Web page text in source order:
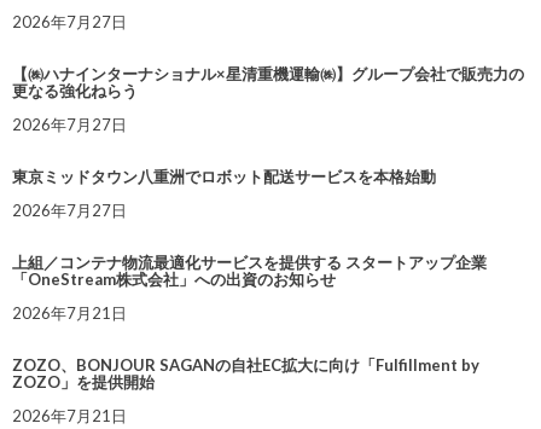
2026年7月27日
【㈱ハナインターナショナル×星清重機運輸㈱】グループ会社で販売力の
更なる強化ねらう
2026年7月27日
東京ミッドタウン八重洲でロボット配送サービスを本格始動
2026年7月27日
上組／コンテナ物流最適化サービスを提供する スタートアップ企業
「OneStream株式会社」への出資のお知らせ
2026年7月21日
ZOZO、BONJOUR SAGANの自社EC拡大に向け「Fulfillment by
ZOZO」を提供開始
2026年7月21日